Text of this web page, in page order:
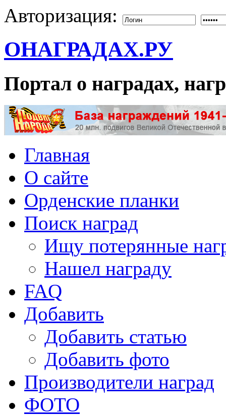
Авторизация:
ОНАГРАДАХ.РУ
Портал о наградах,
Главная
О сайте
Орденские планки
Поиск наград
Ищу потерянные
Нашел награду
FAQ
Добавить
Добавить статью
Добавить фото
Производители наград
ФОТО